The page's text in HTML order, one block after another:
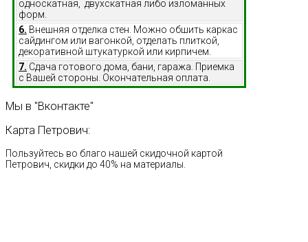
односкатная, двухскатная либо изломанных
форм.
6. Внешняя отделка стен. Можно обшить каркас
сайдингом или вагонкой, отделать плиткой,
декоративной штукатуркой или кирпичем.
7. Сдача готового дома, бани, гаража. Приемка
с Вашей стороны. Окончательная оплата.
Мы в "Вконтакте"
Карта Петрович:
Пользуйтесь во благо нашей скидочной картой
Петрович, скидки до 40% на материалы.